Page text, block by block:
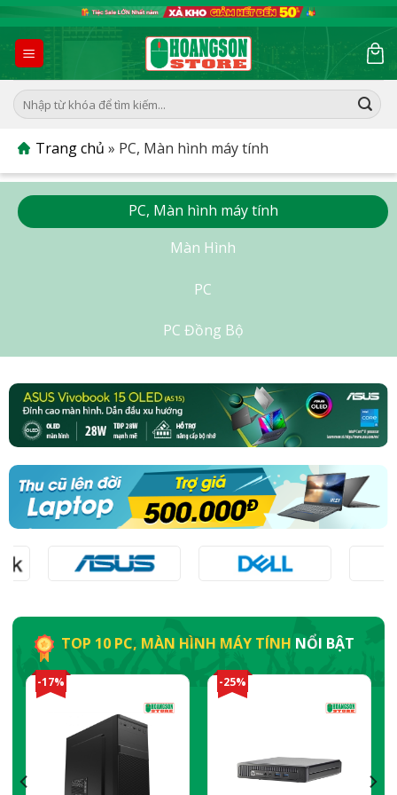
to
content
Tìm
kiếm:
Trang chủ » PC, Màn hình máy tính
PC, Màn hình máy tính
Màn Hình
PC
PC Đồng Bộ
TOP 10 PC, MÀN HÌNH MÁY TÍNH NỔI BẬT
-17% -25%